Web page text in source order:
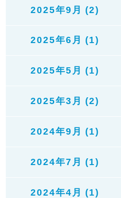
2025年9月 (2)
2025年6月 (1)
2025年5月 (1)
2025年3月 (2)
2024年9月 (1)
2024年7月 (1)
2024年4月 (1)